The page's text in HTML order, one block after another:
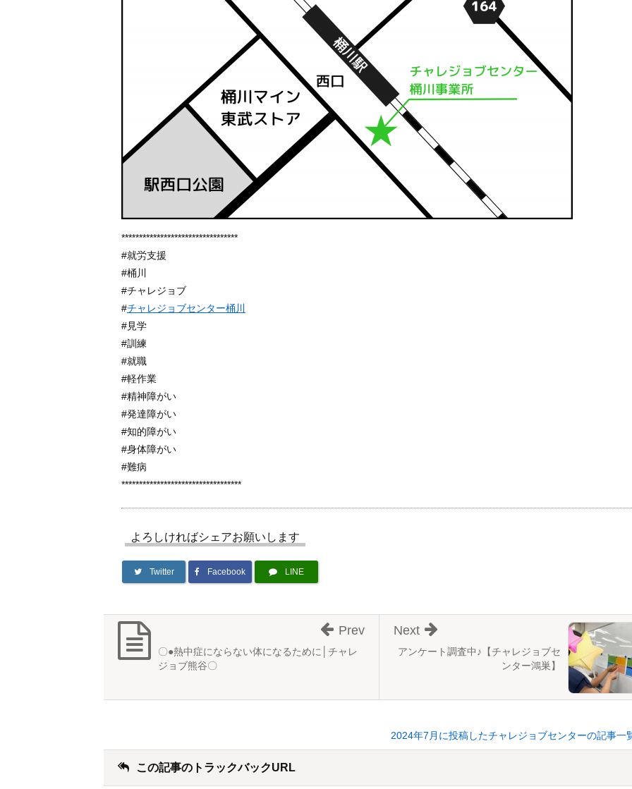
*********************************
#就労支援
#桶川
#チャレジョブ
#チャレジョブセンター桶川
#見学
#訓練
#就職
#軽作業
#精神障がい
#発達障がい
#知的障がい
#身体障がい
#難病
**********************************
よろしければシェアお願いします
Twitter Facebook LINE
アンケート調査中♪【チャレジョブセ
ンター鴻巣】
Next
〇●熱中症にならない体になるために│チャレ
ジョブ熊谷〇
Prev
2024年7月に投稿したチャレジョブセンターの記事一
この記事のトラックバックURL